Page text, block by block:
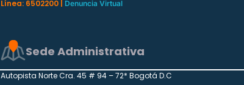
Línea: 6502200 |
Denuncia Virtual
Sede Administrativa
Autopista Norte Cra. 45 # 94 – 72* Bogotá D.C